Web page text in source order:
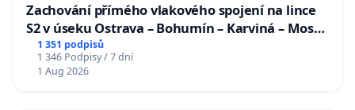
Zachování přímého vlakového spojení na lince
S2 v úseku Ostrava – Bohumín – Karviná – Mosty
u Jablunkova
1 351 podpisů
1 346 Podpisy / 7 dní
1 Aug 2026